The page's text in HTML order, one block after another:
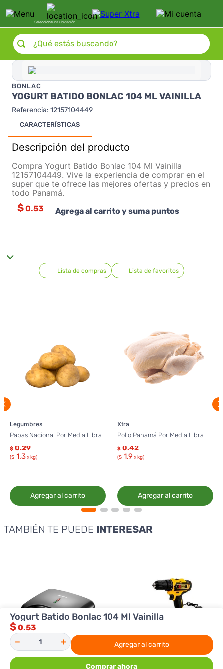
Seleccionauna ubicación
¿Qué estás buscando?
BONLAC
YOGURT BATIDO BONLAC 104 ML VAINILLA
Referencia: 12157104449
CARACTERÍSTICAS
Descripción del producto
Compra Yogurt Batido Bonlac 104 Ml Vainilla
12157104449. Vive la experiencia de comprar en el
super que te ofrece las mejores ofertas y precios en
todo Panamá.
$0.53 Agrega al carrito y suma puntos
Lista de compras Lista de favoritos
Legumbres
Papas Nacional Por Media Libra
$ 0.29
($ 1.3x kg)
Agregar al carrito
Xtra
Pollo Panamá Por Media Libra
$ 0.42
($ 1.9 x kg)
Agregar al carrito
TAMBIÉN TE PUEDE INTERESAR
Yogurt Batido Bonlac 104 Ml Vainilla
$0.53
＋
－ Agregar al carrito
Comprar ahora